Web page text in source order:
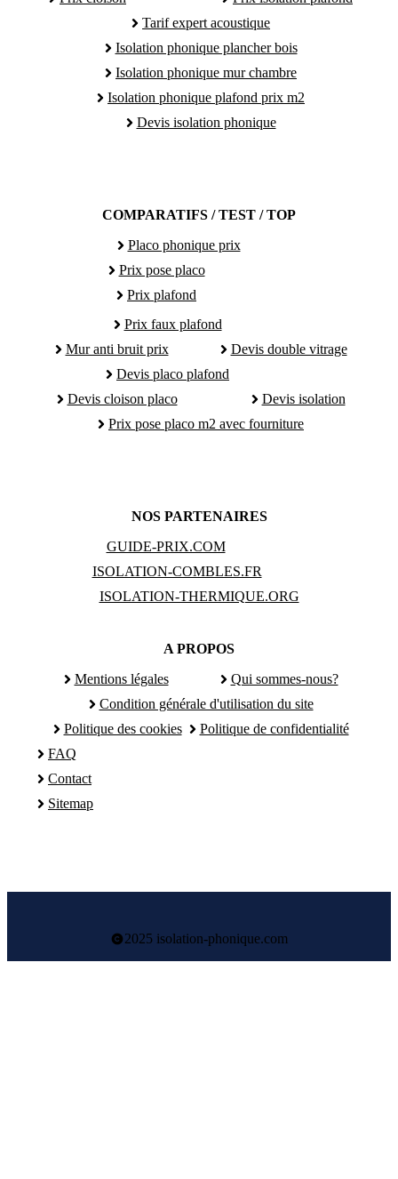
Tarif expert acoustique
Isolation phonique plancher bois
Isolation phonique mur chambre
Isolation phonique plafond prix m2
Devis isolation phonique
COMPARATIFS / TEST / TOP
Placo phonique prix
Prix pose placo
Prix plafond
Prix faux plafond
Mur anti bruit prix
Devis double vitrage
Devis placo plafond
Devis cloison placo
Devis isolation
Prix pose placo m2 avec fourniture
NOS PARTENAIRES
GUIDE-PRIX.COM
ISOLATION-COMBLES.FR
ISOLATION-THERMIQUE.ORG
A PROPOS
Mentions légales
Qui sommes-nous?
Condition générale d'utilisation du site
Politique des cookies
Politique de confidentialité
FAQ
Contact
Sitemap
2025 isolation-phonique.com